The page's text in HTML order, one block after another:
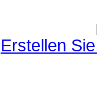
Erstellen